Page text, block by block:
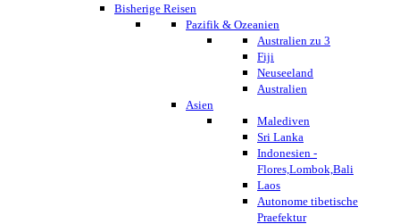
Bisherige Reisen
Pazifik & Ozeanien
Australien zu 3
Fiji
Neuseeland
Australien
Asien
Malediven
Sri Lanka
Indonesien -
Flores,Lombok,Bali
Laos
Autonome tibetische
Praefektur